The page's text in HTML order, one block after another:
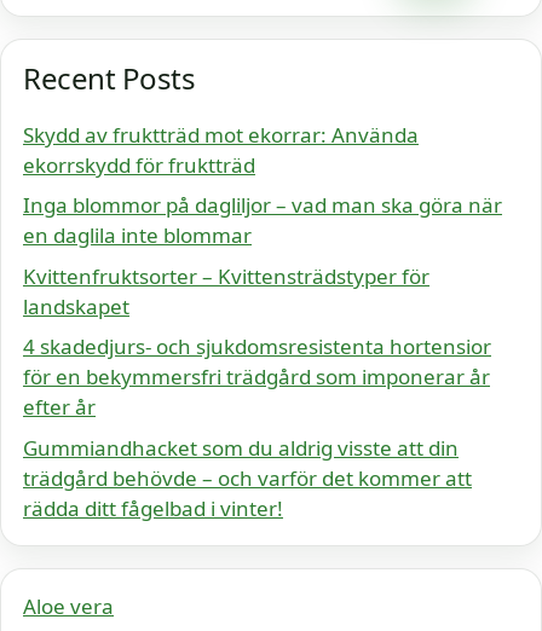
Recent Posts
Skydd av fruktträd mot ekorrar: Använda
ekorrskydd för fruktträd
Inga blommor på dagliljor – vad man ska göra när
en daglila inte blommar
Kvittenfruktsorter – Kvittensträdstyper för
landskapet
4 skadedjurs- och sjukdomsresistenta hortensior
för en bekymmersfri trädgård som imponerar år
efter år
Gummiandhacket som du aldrig visste att din
trädgård behövde – och varför det kommer att
rädda ditt fågelbad i vinter!
Aloe vera